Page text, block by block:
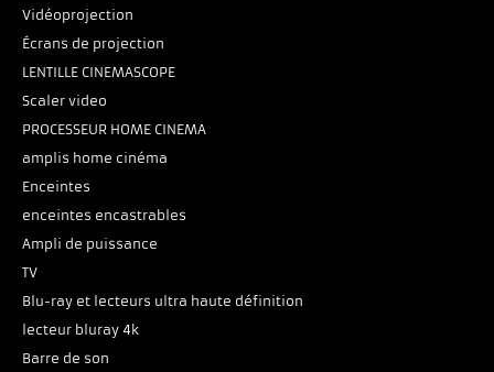
Vidéoprojection
Écrans de projection
LENTILLE CINEMASCOPE
Scaler video
PROCESSEUR HOME CINEMA
amplis home cinéma
Enceintes
enceintes encastrables
Ampli de puissance
TV
Blu-ray et lecteurs ultra haute définition
lecteur bluray 4k
Barre de son